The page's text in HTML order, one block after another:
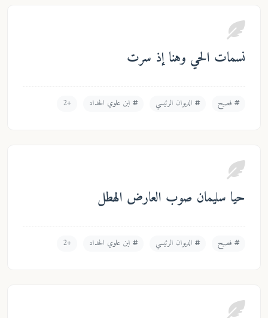
نسمات الحي وهنا إذ سرت
فصيح الديوان الرئيسي ابن علوي الحداد +2
حيا سليمان صوب العارض الهطل
فصيح الديوان الرئيسي ابن علوي الحداد +2